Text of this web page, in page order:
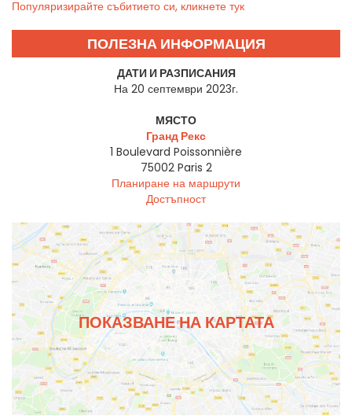
Популяризирайте събитието си, кликнете тук
ПОЛЕЗНА ИНФОРМАЦИЯ
ДАТИ И РАЗПИСАНИЯ
На 20 септември 2023г.
МЯСТО
Гранд Рекс
1 Boulevard Poissonnière
75002 Paris 2
Планиране на маршрути
Достъпност
ПОКАЗВАНЕ НА КАРТАТА